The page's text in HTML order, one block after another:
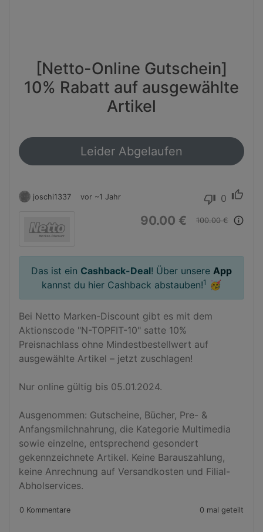
[Netto-Online Gutschein]
10% Rabatt auf ausgewählte
Artikel
Leider Abgelaufen
joschi1337 vor ~1 Jahr thumb_down 0 thumb_up
90.00 € 100.00 € info_outline
Das ist ein Cashback-Deal! Über unsere App
kannst du hier Cashback abstauben!1 🥳
Bei Netto Marken-Discount gibt es mit dem
Aktionscode "N-TOPFIT-10" satte 10%
Preisnachlass ohne Mindestbestellwert auf
ausgewählte Artikel – jetzt zuschlagen!
Nur online gültig bis 05.01.2024.
Ausgenommen: Gutscheine, Bücher, Pre- &
Anfangsmilchnahrung, die Kategorie Multimedia
sowie einzelne, entsprechend gesondert
gekennzeichnete Artikel. Keine Barauszahlung,
keine Anrechnung auf Versandkosten und Filial-
Abholservices.
0 Kommentare 0 mal geteilt